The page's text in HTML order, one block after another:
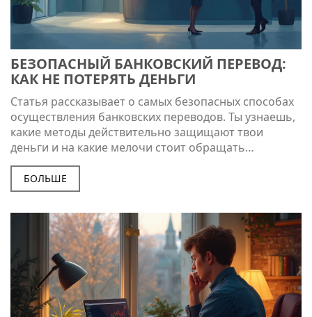
БЕЗОПАСНЫЙ БАНКОВСКИЙ ПЕРЕВОД:
КАК НЕ ПОТЕРЯТЬ ДЕНЬГИ
Статья рассказывает о самых безопасных способах
осуществления банковских переводов. Ты узнаешь,
какие методы действительно защищают твои
деньги и на какие мелочи стоит обращать
внимание. Разберём, как избежать типичных
ошибок и не дать мошенникам шансов. Будет
полезно тем, кто переводит деньги через
просто, по делу и с реальными советами из жизни.
БОЛЬШЕ